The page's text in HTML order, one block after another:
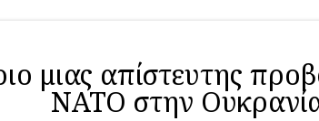
μιας απίστευτης
ΝΑΤΟ στην